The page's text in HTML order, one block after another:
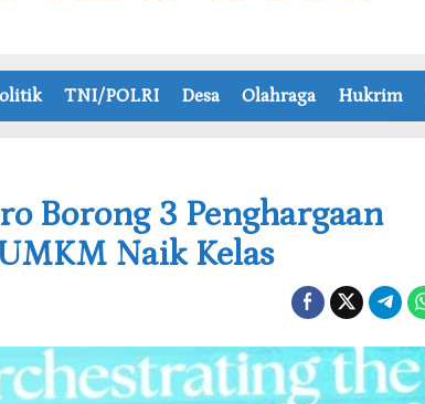
TNI/POLRI Desa Olahraga Hukrim
Borong 3 Penghargaan
Naik Kelas